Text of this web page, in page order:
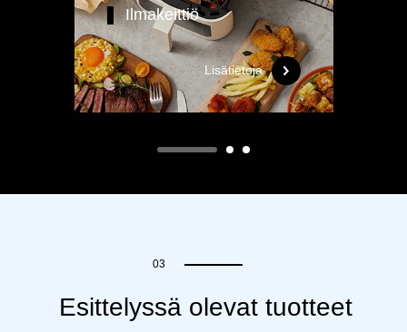
Ilmakeittiö
Lisätietoja
03
Esittelyssä olevat tuotteet